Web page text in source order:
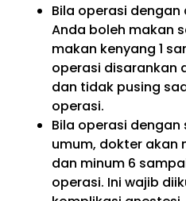
Bila operasi
Anda boleh makan
makan kenyang 1
operasi disarankan
dan tidak pusing
operasi.
Bila operasi
umum, dokter akan
dan minum 6
operasi. Ini wajib